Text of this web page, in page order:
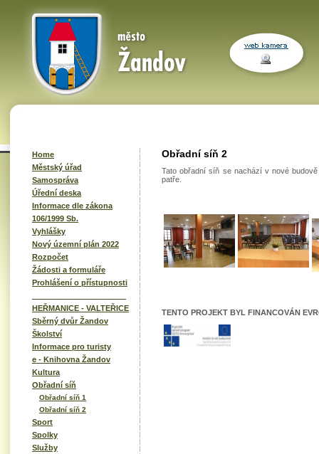
Home
Městský úřad
Samospráva
Úřední deska
Informace dle zákona
106/1999 Sb.
Vyhlášky
Nový územní plán 2022
Rozpočet
Žádosti a formuláře
Prohlášení o přístupnosti
HEŘMANICE - VALTEŘICE
Sběrný dvůr Žandov
Školství
Informace pro turisty
e - Knihovna Žandov
Kultura
Obřadní síň
Obřadní síň 1
Obřadní síň 2
Sport
Spolky
Služby
Obřadní síň 2
Tato obřadní síň se nachází v nové
patře.
TENTO PROJEKT BYL FINANCOVÁN